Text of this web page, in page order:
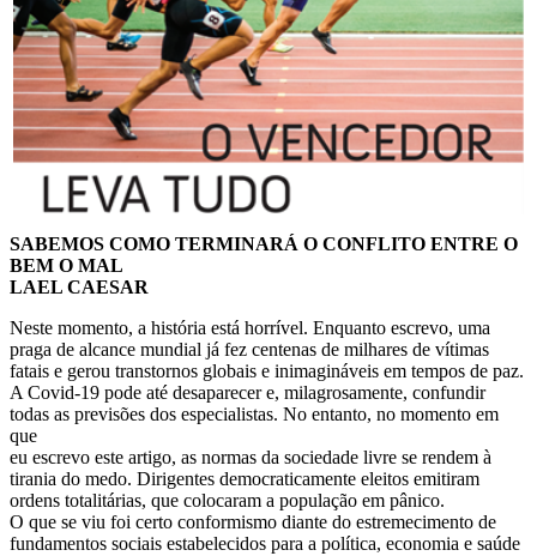
SABEMOS COMO TERMINARÁ O CONFLITO ENTRE O
BEM O MAL
LAEL CAESAR
Neste momento, a história está horrível. Enquanto escrevo, uma
praga de alcance mundial já fez centenas de milhares de vítimas
fatais e gerou transtornos globais e inimagináveis em tempos de paz.
A Covid-19 pode até desaparecer e, milagrosamente, confundir
todas as previsões dos especialistas. No entanto, no momento em
que
eu escrevo este artigo, as normas da sociedade livre se rendem à
tirania do medo. Dirigentes democraticamente eleitos emitiram
ordens totalitárias, que colocaram a população em pânico.
O que se viu foi certo conformismo diante do estremecimento de
fundamentos sociais estabelecidos para a política, economia e saúde